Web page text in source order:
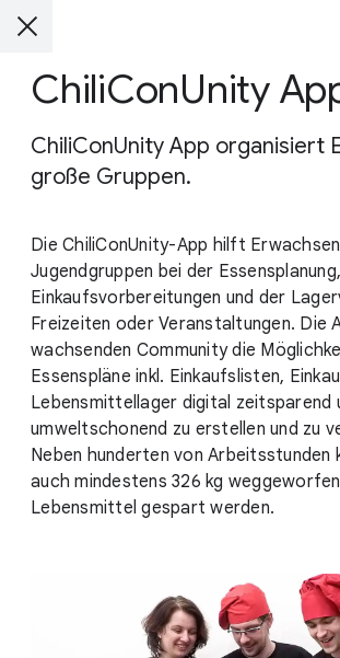
ChiliConUnity
ChiliConUnity App organisiert
große Gruppen.
Die ChiliConUnity-App hilft
Jugendgruppen bei der
Einkaufsvorbereitungen und der
Freizeiten oder Veranstaltungen. Die
wachsenden Community die
Essenspläne inkl. Einkaufslisten,
Lebensmittellager digital zeitsparend
umweltschonend zu erstellen und zu
Neben hunderten von Arbeitsstunden
auch mindestens 326 kg
Lebensmittel gespart werden.